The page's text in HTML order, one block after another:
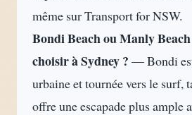
même sur Transport for NSW.
Bondi Beach ou Manly
choisir à Sydney ? — Bondi
urbaine et tournée vers le surf,
offre une escapade plus ample